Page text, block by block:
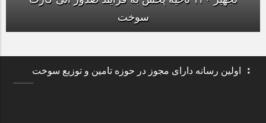
سوخت
اولین رسانه دارای مجوز در حوزه تامین و توزیع سوخت